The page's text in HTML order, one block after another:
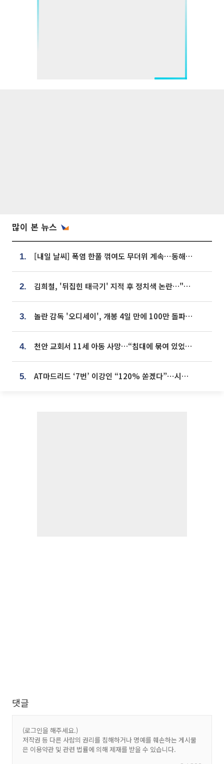
많이 본 뉴스
1. [내일 날씨] 폭염 한풀 꺾여도 무더위 계속⋯동해안 이틀 연속 비
2. 김희철, '뒤집힌 태극기' 지적 후 정치색 논란…"좌우 떠나 우리나라 국기"
3. 놀란 감독 '오디세이', 개봉 4일 만에 100만 돌파⋯'왕사남' 보다 빠르다
4. 천안 교회서 11세 아동 사망…“침대에 묶여 있었다” 진술 확보
5. AT마드리드 ‘7번’ 이강인 “120% 쏟겠다”⋯시메오네 감독 “필요한 선수”
댓글